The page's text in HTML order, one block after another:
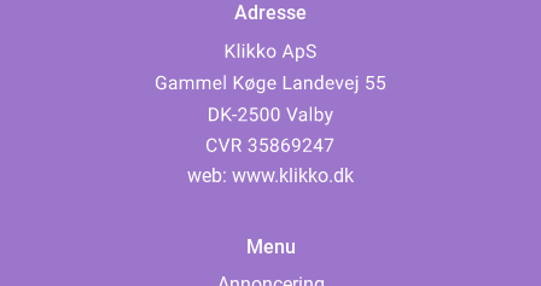
Adresse
web: www.klikko.dk
Menu